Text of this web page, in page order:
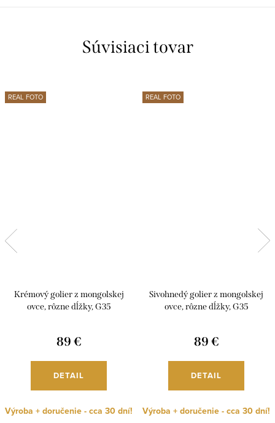
Súvisiaci tovar
REAL FOTO
Krémový golier z mongolskej
ovce, rôzne dĺžky, G35
89 €
DETAIL
Výroba + doručenie - cca 30 dní!
REAL FOTO
Sivohnedý golier z mongolskej
ovce, rôzne dĺžky, G35
89 €
DETAIL
Výroba + doručenie - cca 30 dní!